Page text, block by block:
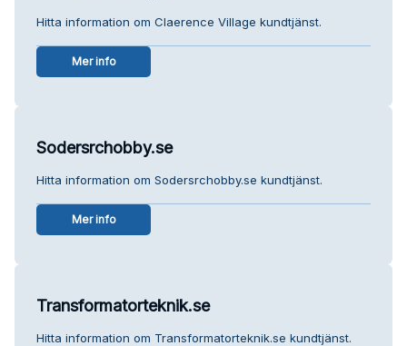
Hitta information om Claerence Village kundtjänst.
Mer info
Sodersrchobby.se
Hitta information om Sodersrchobby.se kundtjänst.
Mer info
Transformatorteknik.se
Hitta information om Transformatorteknik.se kundtjänst.